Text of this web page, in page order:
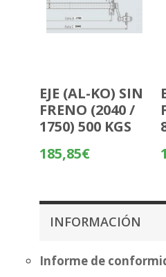
EJE (AL-KO) SIN
FRENO (2040 /
1750) 500 KGS
185,85€
INFORMACIÓN
Informe de